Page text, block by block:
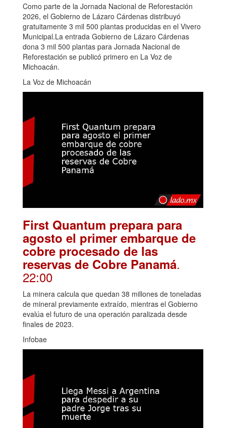
Como parte de la Jornada Nacional de Reforestación
2026, el Gobierno de Lázaro Cárdenas distribuyó
gratuitamente 3 mil 500 plantas producidas en el Vivero
Municipal.La entrada Gobierno de Lázaro Cárdenas
dona 3 mil 500 plantas para Jornada Nacional de
Reforestación se publicó primero en La Voz de
Michoacán.
La Voz de Michoacán
First Quantum prepara para
agosto el primer embarque de
cobre procesado de las
reservas de Cobre Panamá.
22:00
La minera calcula que quedan 38 millones de toneladas
de mineral previamente extraído, mientras el Gobierno
evalúa el futuro de una operación paralizada desde
finales de 2023.
Infobae